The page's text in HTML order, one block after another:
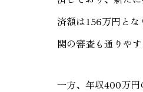
済額は156万円と
関の審査も通りやす
一方、年収400万